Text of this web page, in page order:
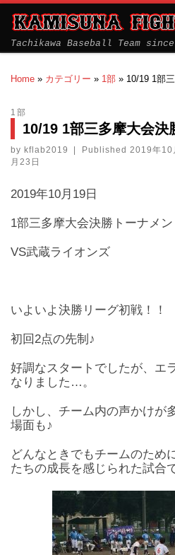
Tachikawa Baseball Team
Home » カテゴリー » 1部 » 10/19 1部
1部
10/19 1部三多摩大会決
by kflab2019 Published 2019年10
月23日
2019年10月19日
1部三多摩大会決勝トーナメン
VS武蔵ライオンズ
いよいよ決勝リーグ初戦！！
初回2点の先制♪
好調なスタートでしたが、エ
なりました…。
しかし、チーム内の声かけが
場面も♪
どんなときでもチームのため
たちの成長を感じられた試合